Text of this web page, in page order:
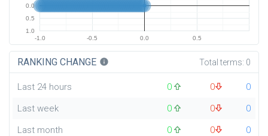
-1.0 -0.5 0.0 0.5
0.0
0.5
1.0
RANKING CHANGE info Total terms: 0
Last 24 hours 0 0
0
Last week
0 0
0
Last month
0 0 0